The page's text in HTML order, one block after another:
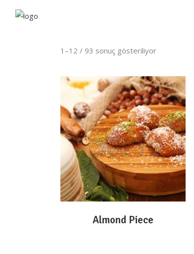
1–12 / 93 sonuç gösteriliyor
DEVAMINI OKU
Almond Piece